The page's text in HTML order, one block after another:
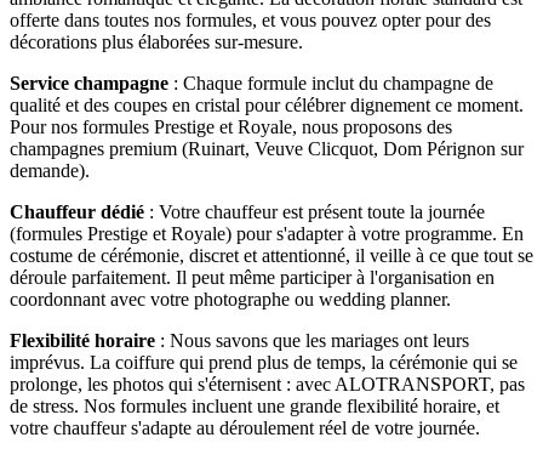
offerte dans toutes nos formules, et vous pouvez opter pour des
décorations plus élaborées sur-mesure.
Service champagne : Chaque formule inclut du champagne de
qualité et des coupes en cristal pour célébrer dignement ce moment.
Pour nos formules Prestige et Royale, nous proposons des
champagnes premium (Ruinart, Veuve Clicquot, Dom Pérignon sur
demande).
Chauffeur dédié : Votre chauffeur est présent toute la journée
(formules Prestige et Royale) pour s'adapter à votre programme. En
costume de cérémonie, discret et attentionné, il veille à ce que tout se
déroule parfaitement. Il peut même participer à l'organisation en
coordonnant avec votre photographe ou wedding planner.
Flexibilité horaire : Nous savons que les mariages ont leurs
imprévus. La coiffure qui prend plus de temps, la cérémonie qui se
prolonge, les photos qui s'éternisent : avec ALOTRANSPORT, pas
de stress. Nos formules incluent une grande flexibilité horaire, et
votre chauffeur s'adapte au déroulement réel de votre journée.